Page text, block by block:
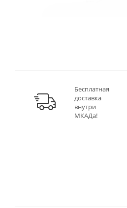
Бесплатная
доставка
внутри
МКАДа!